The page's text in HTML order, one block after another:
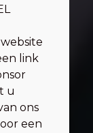
link
u
ons
een